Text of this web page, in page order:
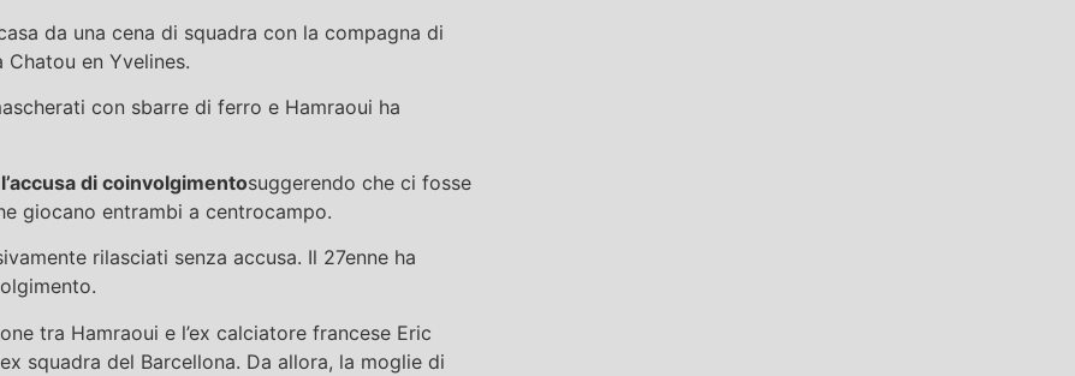
da una cena di squadra con la compagna di
en Yvelines.
con sbarre di ferro e Hamraoui ha
di coinvolgimentosuggerendo che ci fosse
giocano entrambi a centrocampo.
rilasciati senza accusa. Il 27enne ha
tra Hamraoui e l’ex calciatore francese Eric
squadra del Barcellona. Da allora, la moglie di